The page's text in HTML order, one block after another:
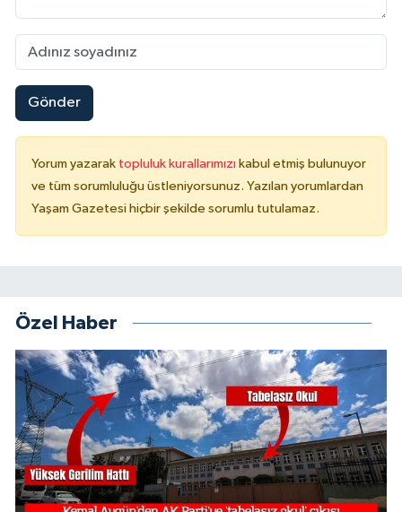
Gönder
Yorum yazarak topluluk kurallarımızı kabul etmiş bulunuyor
ve tüm sorumluluğu üstleniyorsunuz. Yazılan yorumlardan
Yaşam Gazetesi hiçbir şekilde sorumlu tutulamaz.
Özel Haber